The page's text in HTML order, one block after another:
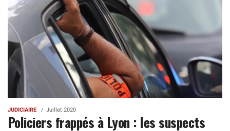
JUDICIAIRE Juillet 2020
Policiers frappés à Lyon : les suspects